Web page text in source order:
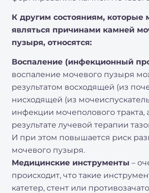
К другим состояниям, которые
являться причинами камней
пузыря, относятся:
Воспаление (инфекционный
воспаление мочевого пузыря
результатом восходящей (из
нисходящей (из
инфекции мочеполового тракта,
результате лучевой терапии
И при этом повышается риск
мочевого пузыря.
Медицинские инструменты –
происходит, что такие
катетер, стент или